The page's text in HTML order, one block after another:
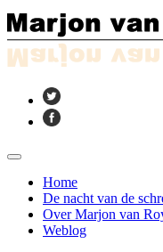
Home
De nacht van de
Over Marjon van
Weblog